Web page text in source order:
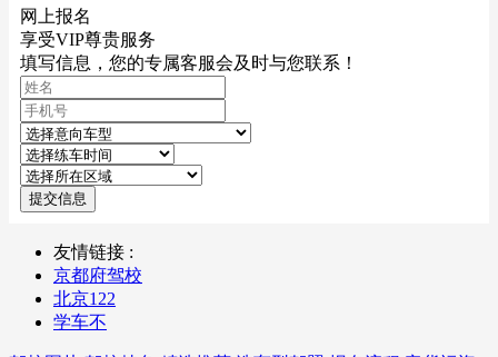
网上报名
享受VIP尊贵服务
填写信息，您的专属客服会及时与您联系！
提交信息
友情链接 :
京都府驾校
北京122
学车不